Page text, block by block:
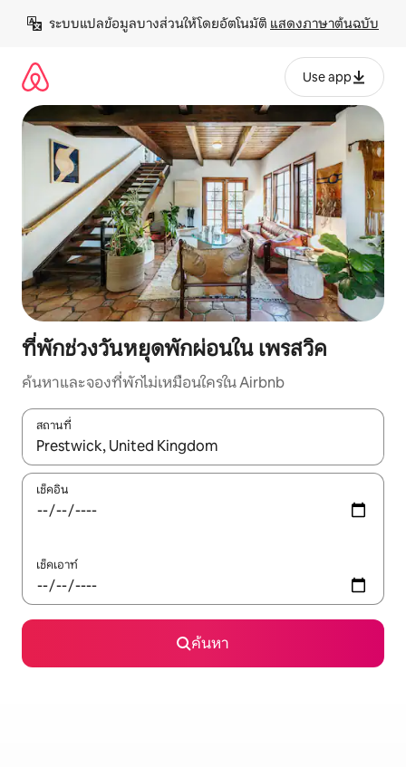
เนื้อหา
ระบบแปลข้อมูลบางส่วนให้โดยอัตโนมัติ แสดงภาษาต้นฉบับ
Use app
ที่พักช่วงวันหยุดพักผ่อนใน เพรสวิค
ค้นหาและจองที่พักไม่เหมือนใครใน Airbnb
สถานที่
ใช้ลูกศรขึ้นลง หรือใช้การสัมผัสหรือปัด เพื่อสำรวจผลการค้นหา
เช็คอิน
เช็คเอาท์
ค้นหา